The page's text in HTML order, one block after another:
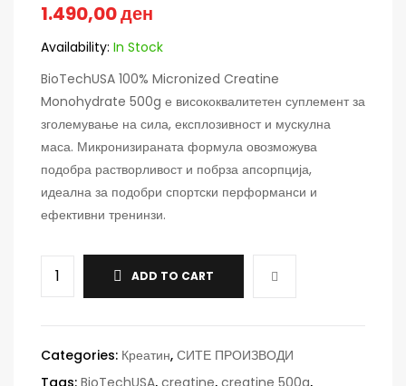
1.490,00ден
Availability: In Stock
BioTechUSA 100% Micronized Creatine
Monohydrate 500g е висококвалитетен суплемент за
зголемување на сила, експлозивност и мускулна
маса. Микронизираната формула овозможува
подобра растворливост и побрза апсорпција,
идеална за подобри спортски перформанси и
ефективни тренинзи.
ADD TO CART
Categories: Креатин, СИТЕ ПРОИЗВОДИ
Tags: BioTechUSA, creatine, creatine 500g,